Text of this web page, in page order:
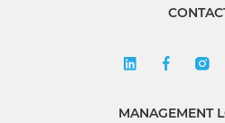
MANAGEMENT